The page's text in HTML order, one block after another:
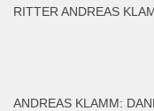
RITTER ANDREAS
ANDREAS KLAMM: